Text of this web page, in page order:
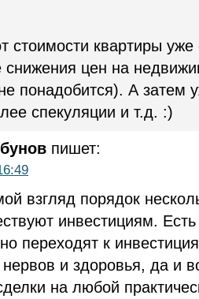
стоимости квартиры
цен на
понадобится). А
спекуляции и т.д. :)
пишет:
взгляд порядок
инвестициям.
переходят к
и здоровья, да и
на любой